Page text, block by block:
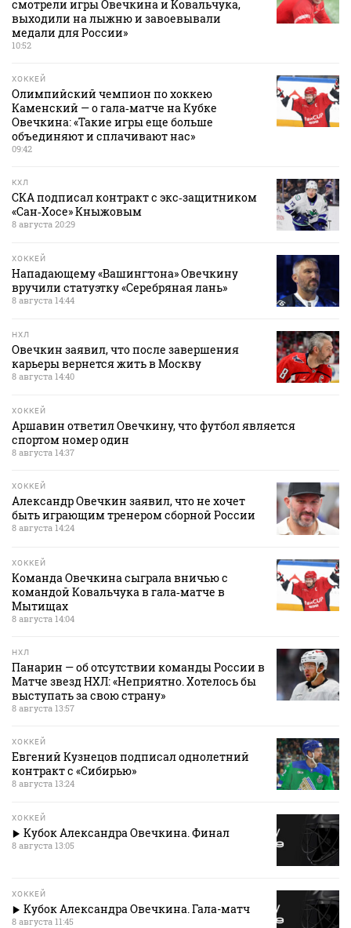
смотрели игры Овечкина и Ковальчука,
выходили на лыжню и завоевывали
медали для России»
10:52
ХОККЕЙ
Олимпийский чемпион по хоккею
Каменский — о гала‑матче на Кубке
Овечкина: «Такие игры еще больше
объединяют и сплачивают нас»
09:42
КХЛ
СКА подписал контракт с экс‑защитником
«Сан‑Хосе» Кныжовым
8 августа 20:29
ХОККЕЙ
Нападающему «Вашингтона» Овечкину
вручили статуэтку «Серебряная лань»
8 августа 14:44
НХЛ
Овечкин заявил, что после завершения
карьеры вернется жить в Москву
8 августа 14:40
ХОККЕЙ
Аршавин ответил Овечкину, что футбол является
спортом номер один
8 августа 14:37
ХОККЕЙ
Александр Овечкин заявил, что не хочет
быть играющим тренером сборной России
8 августа 14:24
ХОККЕЙ
Команда Овечкина сыграла вничью с
командой Ковальчука в гала‑матче в
Мытищах
8 августа 14:04
НХЛ
Панарин — об отсутствии команды России в
Матче звезд НХЛ: «Неприятно. Хотелось бы
выступать за свою страну»
8 августа 13:57
ХОККЕЙ
Евгений Кузнецов подписал однолетний
контракт с «Сибирью»
8 августа 13:24
ХОККЕЙ
Кубок Александра Овечкина. Финал
8 августа 13:05
ХОККЕЙ
Кубок Александра Овечкина. Гала-матч
8 августа 11:45